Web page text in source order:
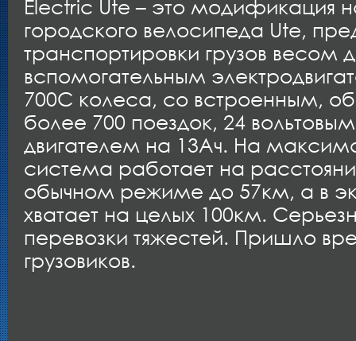
Electric Ute – это модификация
городского велосипеда Ute,
транспортировки грузов весом
вспомогательным
700C колеса, со встроенным,
более 700 поездок, 24
двигателем на 13Ач. На
система работает на
обычном режиме до 57км, а в
хватает на целых 100км.
перевозки тяжестей. Пришло
грузовиков.